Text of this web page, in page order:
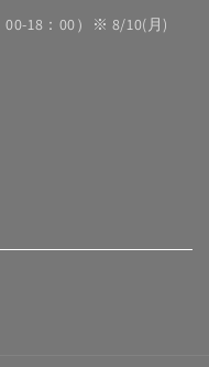
18：00）※ 8/10(月)